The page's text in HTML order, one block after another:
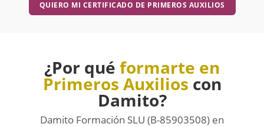
QUIERO MI CERTIFICADO DE PRIMEROS AUXILIOS
¿Por qué formarte en
Primeros Auxilios con
Damito?
Damito Formación SLU (B-85903508) en